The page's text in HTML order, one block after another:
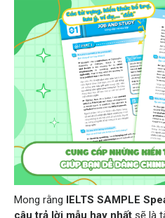
Mong rằng IELTS SAMPLE
câu trả lời mẫu hay nhất sẽ là